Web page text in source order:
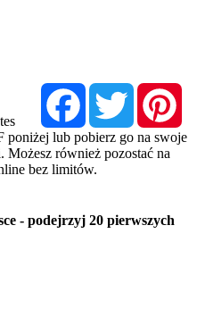
FacebookTwitter
poniżej lub pobierz go na swoje
Możesz również pozostać na
bez limitów.
- podejrzyj 20 pierwszych